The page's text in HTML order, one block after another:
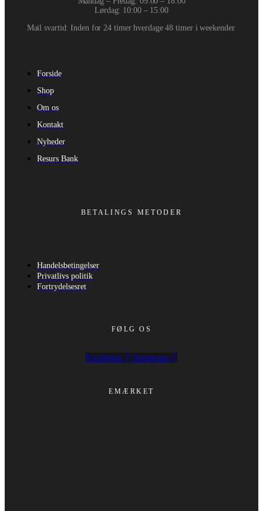
Lørdag: 10:00 – 15:00
Mail svartid: Inden for 24 timer hverdage 48 timer i weekender.
Forside
Shop
Om os
Kontakt
Nyheder
Resurs Bank
BETALINGS METODER
Handelsbetingelser
Privatlivs politik
Fortrydelsesret
FØLG OS
Facebook Instagram
EMÆRKET